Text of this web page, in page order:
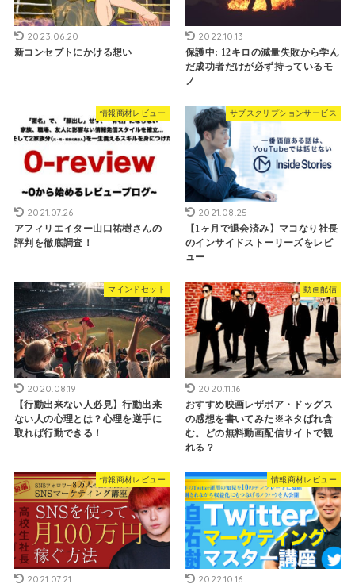
2023.06.20
新コンセプトにかける想い
2022.10.13
保護中: 12キロの減量失敗から学ん
だ成功者だけが必ず持っているモ
ノ
情報商材レビュー
2021.07.26
アフィリエイター山口祐樹さんの
評判を徹底調査！
サブスクリプションサービス
2021.08.25
【1ヶ月で退会済み】マコなり社長
のインサイドストーリーズをレビ
ュー
マインドセット
2020.08.19
【行動出来ない人必見】行動出来
ない人の心理とは？心理を逆手に
取れば行動できる！
動画配信
2020.11.16
おすすめ映画レザボア・ドッグス
の感想を書いてみた※ネタばれ含
む。どの無料動画配信サイトで観
れる？
情報商材レビュー
2021.07.21
情報商材レビュー
2022.10.16